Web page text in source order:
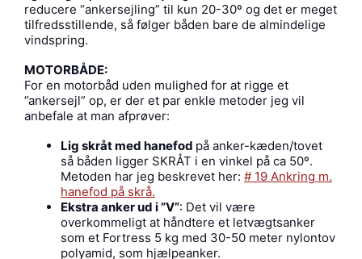
reducere “ankersejling” til kun 20-30º og det er meget
tilfredsstillende, så følger båden bare de almindelige
vindspring.
MOTORBÅDE:
For en motorbåd uden mulighed for at rigge et
”ankersejl” op, er der et par enkle metoder jeg vil
anbefale at man afprøver:
Lig skråt med hanefod på anker-kæden/tovet
så båden ligger SKRÅT i en vinkel på ca 50º.
Metoden har jeg beskrevet her: # 19 Ankring m.
hanefod på skrå.
Ekstra anker ud i ”V”: Det vil være
overkommeligt at håndtere et letvægtsanker
som et Fortress 5 kg med 30-50 meter nylontov
polyamid, som hjælpeanker.